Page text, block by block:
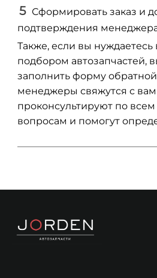
Сформировать заказ и
подтверждения
Также, если вы
подбором автозапчастей,
заполнить форму
менеджеры свяжутся с
проконсультируют по
вопросам и помогут